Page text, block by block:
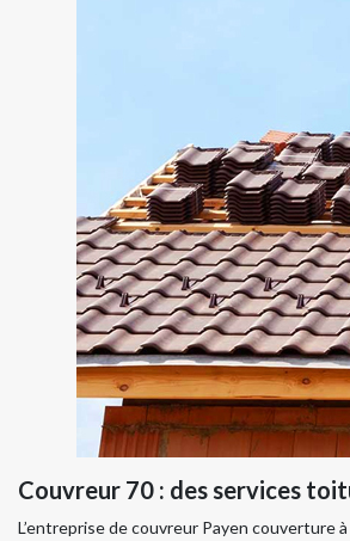
Couvreur 70 : des services
​​​​​​​L’entreprise de couvreur Payen couverture